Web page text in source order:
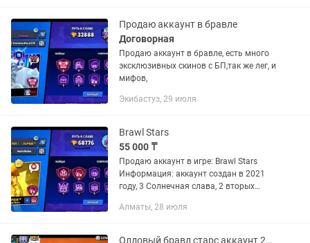
Продаю аккаунт в бравле
Договорная
Продаю аккаунт в бравле, есть много
эксклюзивных скинов с БП,так же лег, и
мифов,
Экибастуз, 29 июля
Brawl Stars
55 000 ₸
Продаю аккаунт в игре: Brawl Stars
Информация: аккаунт создан в 2021
году, 3 Солнечная слава, 2 вторых
7950 победы соло шд-4400, ОЧЕНЬ
Алматы, 28 июля
Олдовый бравл старс аккаунт 2020. 85 бойцов, 300 гемов.